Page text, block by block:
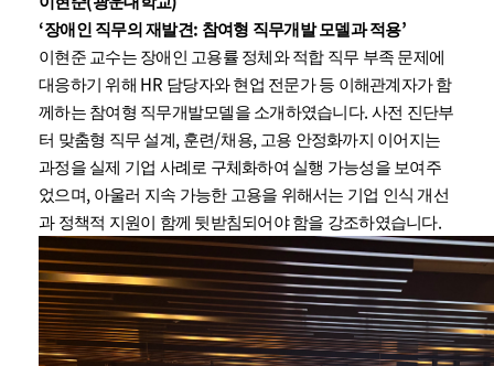
‘장애인 직무의 재발견: 참여형 직무개발 모델과 적용’
이현준 교수는 장애인 고용률 정체와 적합 직무 부족 문제에
대응하기 위해 HR 담당자와 현업 전문가 등 이해관계자가 함
께하는 참여형 직무개발모델을 소개하였습니다. 사전 진단부
터 맞춤형 직무 설계 , 훈련/채용, 고용 안정화까지 이어지는
과정을 실제 기업 사례로 구체화하여 실행 가능성을 보여주
었으며, 아울러 지속 가능한 고용을 위해서는 기업 인식 개선
과 정책적 지원이 함께 뒷받침되어야 함을 강조하였습니다.